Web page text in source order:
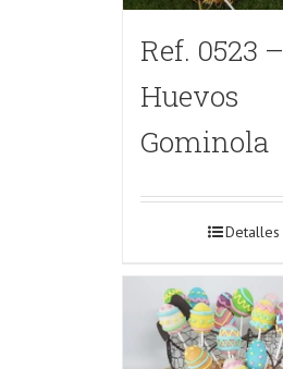
Ref. 0523 –
Huevos
Gominola
Detalles